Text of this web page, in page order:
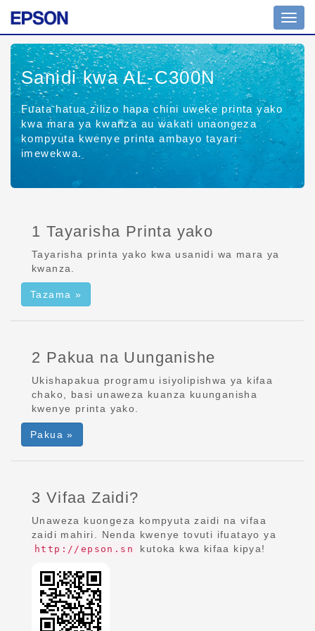
wa
tuglu
Sanidi kwa AL-C300N
Fuata hatua zilizo hapa chini uweke printa yako
kwa mara ya kwanza au wakati unaongeza
kompyuta kwenye printa ambayo tayari
imewekwa.
1 Tayarisha Printa yako
Tayarisha printa yako kwa usanidi wa mara ya
kwanza.
Tazama »
2 Pakua na Uunganishe
Ukishapakua programu isiyolipishwa ya kifaa
chako, basi unaweza kuanza kuunganisha
kwenye printa yako.
Pakua »
3 Vifaa Zaidi?
Unaweza kuongeza kompyuta zaidi na vifaa
zaidi mahiri. Nenda kwenye tovuti ifuatayo ya
http://epson.sn kutoka kwa kifaa kipya!